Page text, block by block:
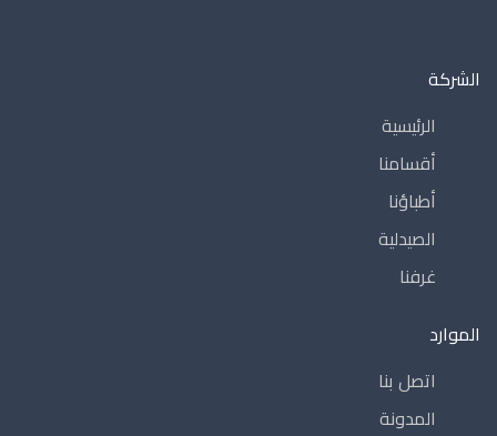
الشركة
الرئيسية
أقسامنا
أطباؤنا
الصيدلية
غرفنا
الموارد
اتصل بنا
المدونة